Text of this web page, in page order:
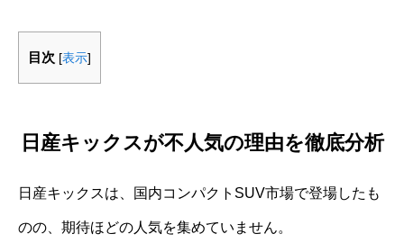
目次 [表示]
日産キックスが不人気の理由を徹底分析
日産キックスは、国内コンパクトSUV市場で登場したも
のの、期待ほどの人気を集めていません。